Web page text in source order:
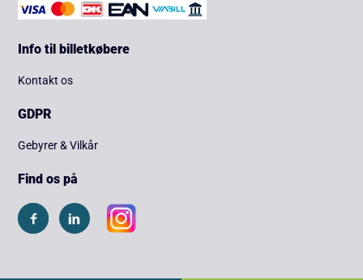
Info til billetkøbere
Kontakt os
GDPR
Gebyrer & Vilkår
Find os på